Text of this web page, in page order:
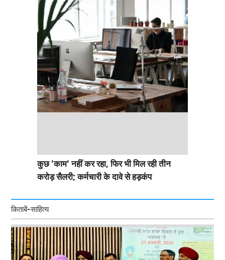
कुछ 'काम' नहीं कर रहा, फिर भी मिल रही तीन
करोड़ सैलरी; कर्मचारी के दावे से हड़कंप
किताबें-साहित्य